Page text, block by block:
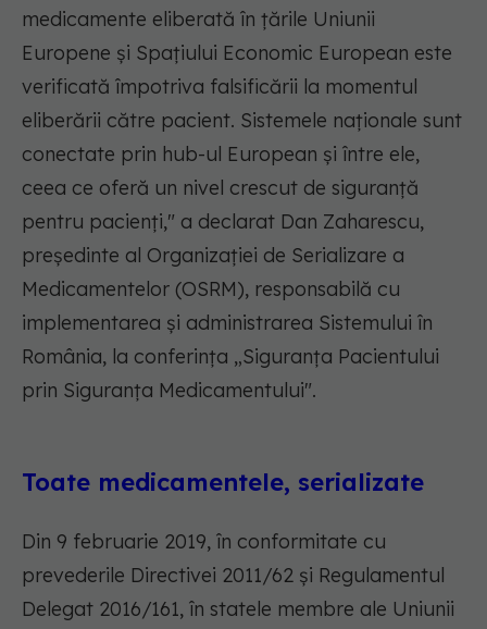
medicamente eliberată în țările Uniunii
Europene și Spațiului Economic European este
verificată împotriva falsificării la momentul
eliberării către pacient. Sistemele naționale sunt
conectate prin hub-ul European și între ele,
ceea ce oferă un nivel crescut de siguranță
pentru pacienți," a declarat Dan Zaharescu,
președinte al Organizației de Serializare a
Medicamentelor (OSRM), responsabilă cu
implementarea și administrarea Sistemului în
România, la conferința „Siguranța Pacientului
prin Siguranța Medicamentului".
Toate medicamentele, serializate
Din 9 februarie 2019, în conformitate cu
prevederile Directivei 2011/62 și Regulamentul
Delegat 2016/161, în statele membre ale Uniunii